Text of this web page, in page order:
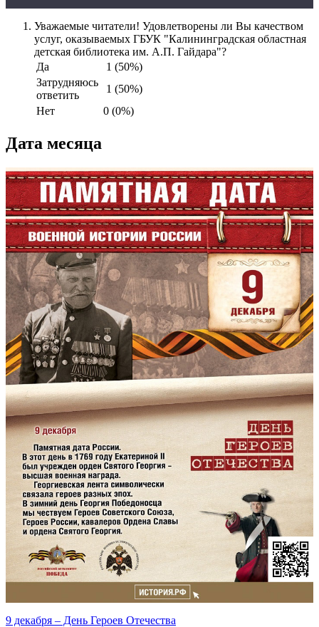
Уважаемые читатели! Удовлетворены ли Вы качеством
услуг, оказываемых ГБУК "Калининградская областная
детская библиотека им. А.П. Гайдара"?
Да
1 (50%)
Затрудняюсь
ответить
1 (50%)
Нет
0 (0%)
Дата месяца
9 декабря – День Героев Отечества